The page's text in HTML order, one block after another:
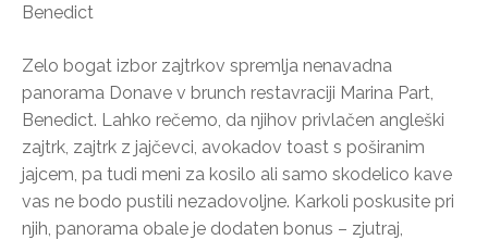
Benedict
Zelo bogat izbor zajtrkov spremlja nenavadna
panorama Donave v brunch restavraciji Marina Part,
Benedict. Lahko rečemo, da njihov privlačen angleški
zajtrk, zajtrk z jajčevci, avokadov toast s poširanim
jajcem, pa tudi meni za kosilo ali samo skodelico kave
vas ne bodo pustili nezadovoljne. Karkoli poskusite pri
njih, panorama obale je dodaten bonus – zjutraj,